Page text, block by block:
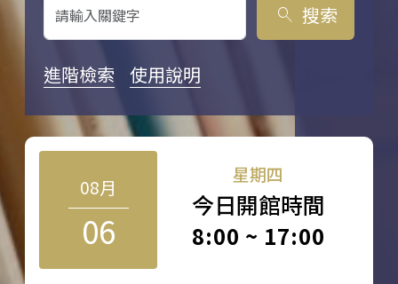
search 搜索
進階檢索 使用說明
08月
06
星期四
今日開館時間
8:00 ~ 17:00